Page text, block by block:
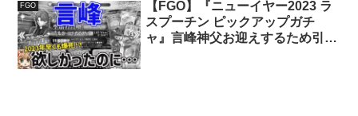
FGO
【FGO】『ニューイヤー2023 ラ
スプーチン ピックアップガチ
ャ』言峰神父お迎えするため引い